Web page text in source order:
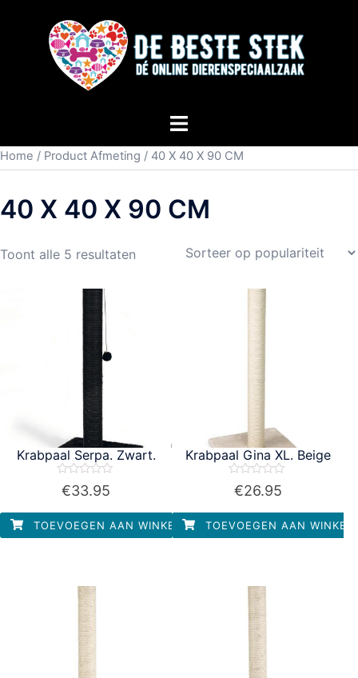
Home / Product Afmeting / 40 X 40 X 90 CM
40 X 40 X 90 CM
Toont alle 5 resultaten
Krabpaal Serpa. Zwart.
Waardering
0
5
€33.95
TOEVOEGEN AAN WINKELWAGEN
Krabpaal Gina XL. Beige
Waardering
5
€26.95
TOEVOEGEN AAN